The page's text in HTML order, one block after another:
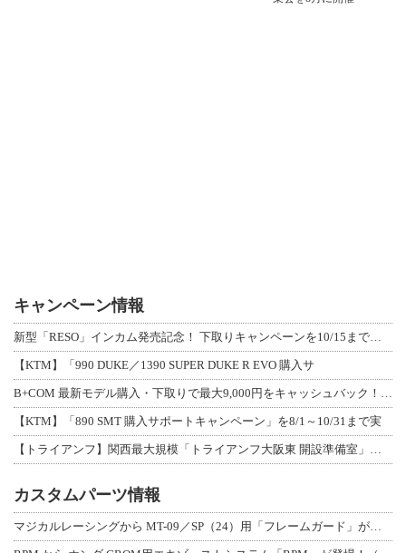
キャンペーン情報
新型「RESO」インカム発売記念！ 下取りキャンペーンを10/15まで延長して開
【KTM】「990 DUKE／1390 SUPER DUKE R EVO 購入サ
B+COM 最新モデル購入・下取りで最大9,000円をキャッシュバック！「B+F
【KTM】「890 SMT 購入サポートキャンペーン」を8/1～10/31まで実
【トライアンフ】関西最大規模「トライアンフ大阪東 開設準備室」がオープン！ 限定
カスタムパーツ情報
マジカルレーシングから MT-09／SP（24）用「フレームガード」が登場！